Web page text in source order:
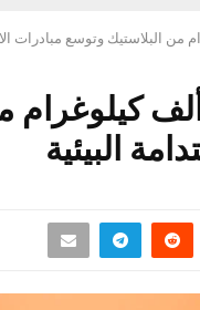
الإمارات تعيد تدوير 88 ألف
البيئية